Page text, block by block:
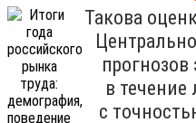
Такова
прогнозов
в течение
с